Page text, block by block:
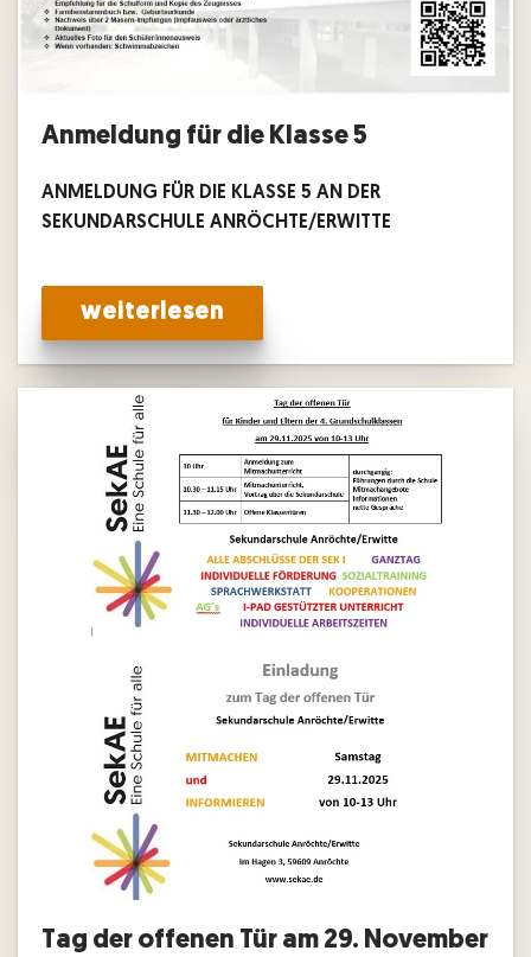
Anmeldung für die Klasse 5
ANMELDUNG FÜR DIE KLASSE 5 AN DER
SEKUNDARSCHULE ANRÖCHTE/ERWITTE
weiterlesen
Tag der offenen Tür am 29. November